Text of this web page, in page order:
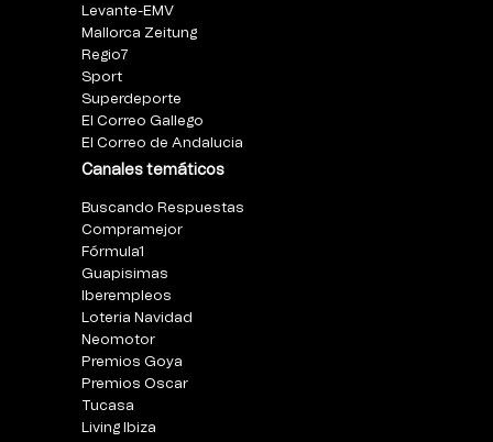
Levante-EMV
Mallorca Zeitung
Regio7
Sport
Superdeporte
El Correo Gallego
El Correo de Andalucia
Canales temáticos
Buscando Respuestas
Compramejor
Fórmula1
Guapisimas
Iberempleos
Loteria Navidad
Neomotor
Premios Goya
Premios Oscar
Tucasa
Living Ibiza